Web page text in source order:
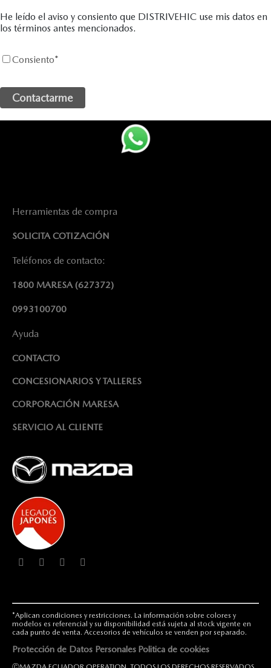
He leído el aviso y consiento que DISTRIVEHIC use mis datos en
los términos antes mencionados.
Consiento*
Herramientas de compra
SOLICITA COTIZACIÓN
Teléfonos de contacto:
1800 MARESA(627372)
0993100700
Ayuda
CONTACTO
CONCESIONARIOS Y TALLERES
CORPORACIÓN MARESA
SERVICIO AL CLIENTE
*Aplican condiciones y restricciones. La información sobre colores y
modelos es referencial y su disponibilidad está sujeta al stock vigente en
cada punto de venta. Accesorios de vehículos se venden por separado.
Protección de Datos Personales Politica de cookies